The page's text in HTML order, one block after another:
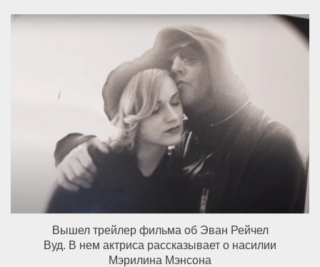
Вышел трейлер фильма об Эван Рейчел
Вуд. В нем актриса рассказывает о насилии
Мэрилина Мэнсона